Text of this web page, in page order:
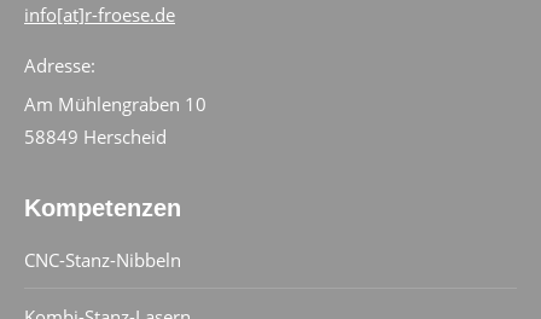
info[at]r-froese.de
Adresse:
Am Mühlengraben 10
58849 Herscheid
Kompetenzen
CNC-Stanz-Nibbeln